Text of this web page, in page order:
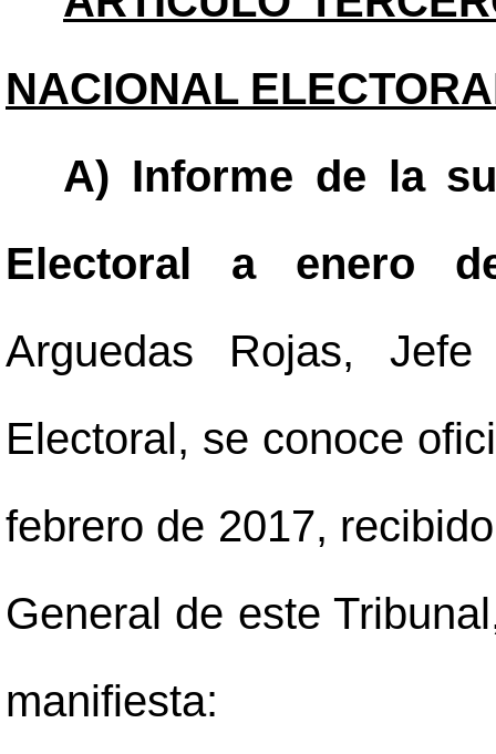
NACIONAL
A) Informe de la
Electoral a enero
Arguedas Rojas,
Electoral, se conoce
febrero de 2017,
General de este
manifiesta: